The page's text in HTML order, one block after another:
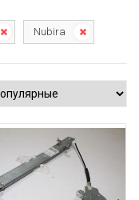
Nubira